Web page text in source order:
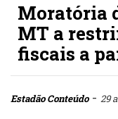
Moratória
MT a
fiscais a
Estadão Conteúdo- 29